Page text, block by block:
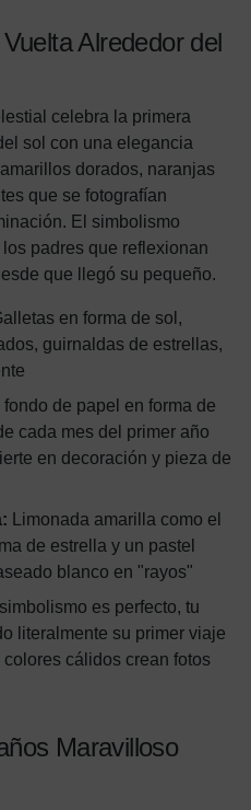
Alrededor del
celebra la primera
sol con una elegancia
dorados, naranjas
que se fotografían
El simbolismo
padres que reflexionan
que llegó su pequeño.
en forma de sol,
guirnaldas de estrellas,
fondo de papel en forma de
cada mes del primer año
en decoración y pieza de
Limonada amarilla como el
de estrella y un pastel
blanco en "rayos"
es perfecto, tu
literalmente su primer viaje
cálidos crean fotos
Maravilloso